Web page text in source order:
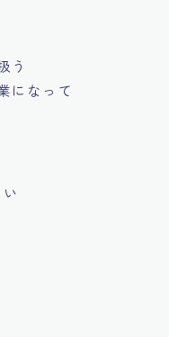
う
になって